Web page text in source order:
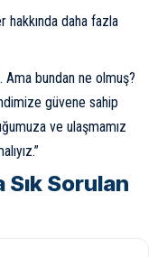
hakkında daha fazla
bundan ne olmuş?
güvene sahip
ve ulaşmamız
Sık Sorulan